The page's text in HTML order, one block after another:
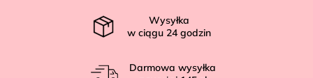
Wysyłka
w ciągu 24 godzin
Darmowa wysyłka